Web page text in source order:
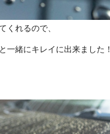
くれるので、
一緒にキレイに出来ました！